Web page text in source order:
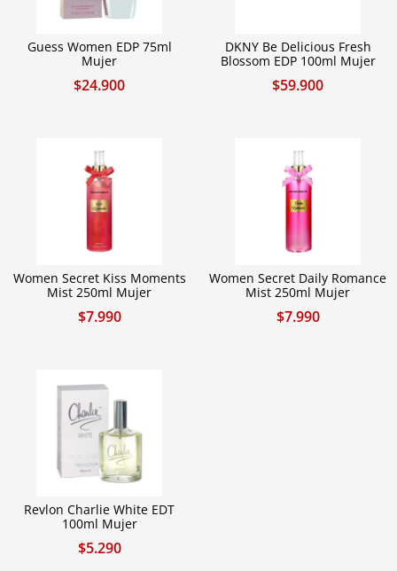
Guess Women EDP 75ml
Mujer
$24.900
DKNY Be Delicious Fresh
Blossom EDP 100ml Mujer
$59.900
Women Secret Kiss Moments
Mist 250ml Mujer
$7.990
Women Secret Daily Romance
Mist 250ml Mujer
$7.990
Revlon Charlie White EDT
100ml Mujer
$5.290